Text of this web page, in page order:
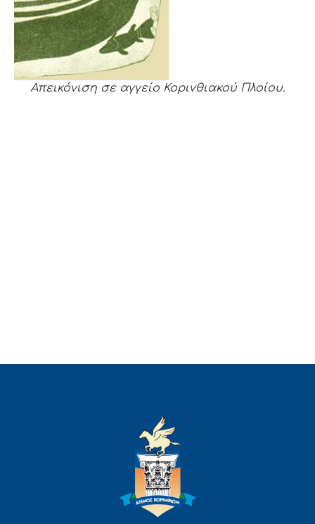
Απεικόνιση σε αγγείο Κορινθιακού Πλοίου.